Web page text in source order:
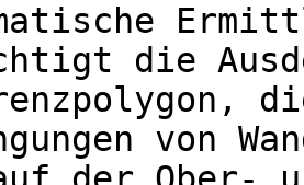
die
von